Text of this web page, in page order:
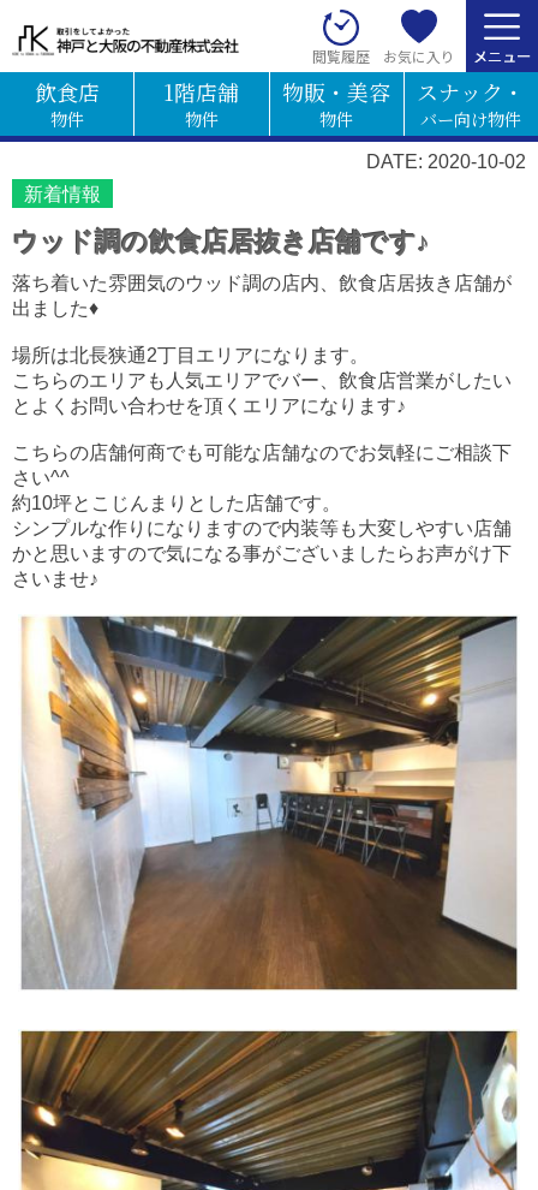
閲覧履歴 お気に入り
飲食店
物件
1階店舗
物件
物販・美容
物件
スナック・
バー向け物件
DATE: 2020-10-02
新着情報
ウッド調の飲食店居抜き店舗です♪
落ち着いた雰囲気のウッド調の店内、飲食店居抜き店舗が
出ました♦
場所は北長狭通2丁目エリアになります。
こちらのエリアも人気エリアでバー、飲食店営業がしたい
とよくお問い合わせを頂くエリアになります♪
こちらの店舗何商でも可能な店舗なのでお気軽にご相談下
さい^^
約10坪とこじんまりとした店舗です。
シンプルな作りになりますので内装等も大変しやすい店舗
かと思いますので気になる事がございましたらお声がけ下
さいませ♪